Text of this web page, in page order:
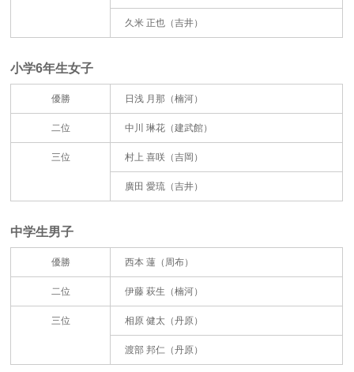
久米 正也（吉井）
小学6年生女子
優勝 日浅 月那（楠河）
二位 中川 琳花（建武館）
三位 村上 喜咲（吉岡）
廣田 愛琉（吉井）
中学生男子
優勝 西本 蓮（周布）
二位 伊藤 萩生（楠河）
三位 相原 健太（丹原）
渡部 邦仁（丹原）